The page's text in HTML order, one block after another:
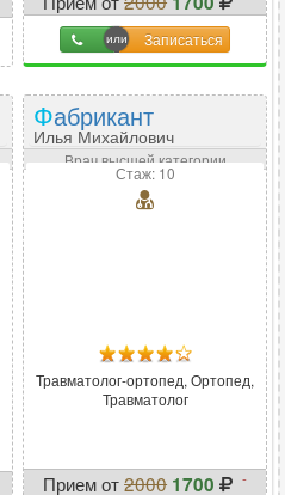
15%
Записаться
Фабрикант
Илья Михайлович
Врач высшей категории
Стаж: 10
Травматолог-ортопед, Ортопед,
Травматолог
Прием от2000 1700 -